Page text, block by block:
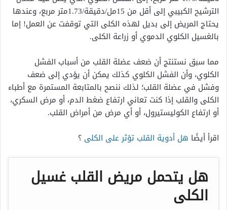
الترشيح الكبيبي إلى أقل من 15مل/دقيقة/1.73متر مربع، وعندها
يحتاج المريض إلى بديل لهذه الكلى التي توقفت عن العمل! إما
بالغسيل الكلوي الدموي أو زراعة الكلى.
مما سبق نستنتج أن ضعف عضلة القلب من أسباب الفشل
الكلوي، وأن الفشل الكلوي كذلك يمكن أن يؤدي إلى ضعف
وفشل في عضلة القلب؛ لذلك ننصح بالمتابعة المستمرة مع أطباء
الكلى والقلب إذا كنت تعاني ارتفاع ضغط الدم، أو مرض السكري،
أو ارتفاع الكوليستيرول، أو أي مرض من أمراض القلب.
اقرأ أيضًا هل أدوية القلب تؤثر على الكلى ؟
هل يتحمل مريض القلب غسيل
الكلى